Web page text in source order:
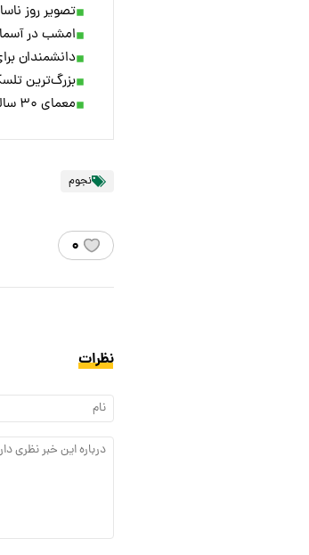
تصویر روز
امشب در
دانشمندان
بزرگ‌ترین
معمای ۳۰ ساله سیاه‌چاله‌ها حل شد
نجوم
۰
نظرات